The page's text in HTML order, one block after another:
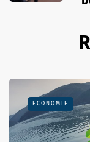
ECONOMIE